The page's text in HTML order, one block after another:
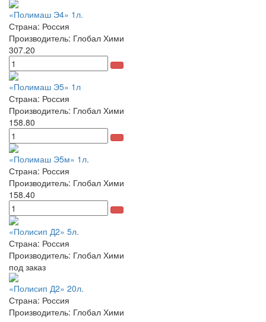
«Полимаш Э4» 1л.
Страна: Россия
Производитель: Глобал Хими
307.20
«Полимаш Э5» 1л
Страна: Россия
Производитель: Глобал Хими
158.80
«Полимаш Э5м» 1л.
Страна: Россия
Производитель: Глобал Хими
158.40
«Полисип Д2» 5л.
Страна: Россия
Производитель: Глобал Хими
под заказ
«Полисип Д2» 20л.
Страна: Россия
Производитель: Глобал Хими